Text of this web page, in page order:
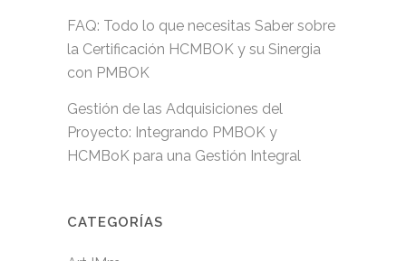
FAQ: Todo lo que necesitas Saber sobre
la Certificación HCMBOK y su Sinergia
con PMBOK
Gestión de las Adquisiciones del
Proyecto: Integrando PMBOK y
HCMBoK para una Gestión Integral
CATEGORÍAS